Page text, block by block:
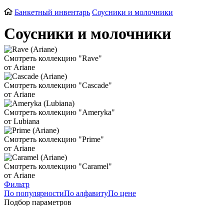
Банкетный инвентарь Соусники и молочники
Соусники и молочники
Смотреть коллекцию "Rave"
от Ariane
Смотреть коллекцию "Cascade"
от Ariane
Смотреть коллекцию "Ameryka"
от Lubiana
Смотреть коллекцию "Prime"
от Ariane
Смотреть коллекцию "Caramel"
от Ariane
Фильтр
По популярностиПо алфавитуПо цене
Подбор параметров